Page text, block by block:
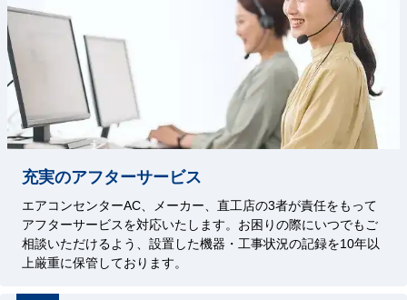
充実のアフターサービス
エアコンセンターAC、メーカー、直工店の3者が責任をもって
アフターサービスを対応いたします。お困りの際にいつでもご
相談いただけるよう、設置した機器・工事状況の記録を10年以
上厳重に保管しております。